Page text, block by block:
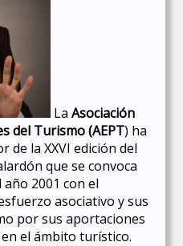
La Asociación
del Turismo (AEPT) ha
de la XXVI edición del
que se convoca
2001 con el
asociativo y sus
por sus aportaciones
el ámbito turístico.